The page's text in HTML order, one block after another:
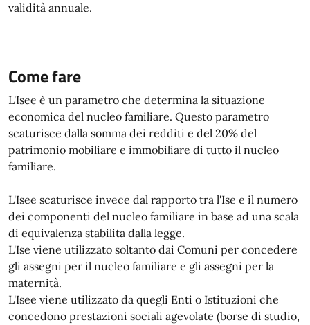
validità annuale.
Come fare
L'Isee è un parametro che determina la situazione
economica del nucleo familiare. Questo parametro
scaturisce dalla somma dei redditi e del 20% del
patrimonio mobiliare e immobiliare di tutto il nucleo
familiare.
L'Isee scaturisce invece dal rapporto tra l'Ise e il numero
dei componenti del nucleo familiare in base ad una scala
di equivalenza stabilita dalla legge.
L'Ise viene utilizzato soltanto dai Comuni per concedere
gli assegni per il nucleo familiare e gli assegni per la
maternità.
L'Isee viene utilizzato da quegli Enti o Istituzioni che
concedono prestazioni sociali agevolate (borse di studio,